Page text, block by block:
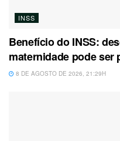
INSS
Benefício do INSS:
maternidade pode ser
8 DE AGOSTO DE 2026, 21:29H